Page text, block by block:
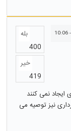
بله
400
خیر
419
نمی کنند
نیز توصیه می